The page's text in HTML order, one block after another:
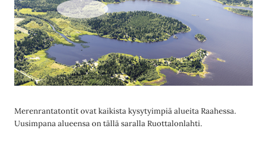
Merenrantatontit ovat kaikista kysytyimpiä alueita Raahessa.
Uusimpana alueensa on tällä saralla Ruottalonlahti.